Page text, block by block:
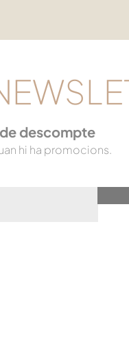
descompte
hi ha promocions.